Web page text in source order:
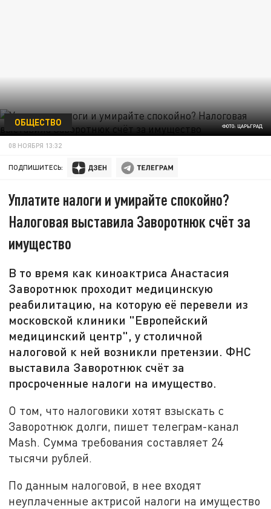
ФОТО: ЦАРЬГРАД
ОБЩЕСТВО
08 НОЯБРЯ 13:32
ПОДПИШИТЕСЬ:
Уплатите налоги и умирайте спокойно?
Налоговая выставила Заворотнюк счёт за
имущество
В то время как киноактриса Анастасия
Заворотнюк проходит медицинскую
реабилитацию, на которую её перевели из
московской клиники "Европейский
медицинский центр", у столичной
налоговой к ней возникли претензии. ФНС
выставила Заворотнюк счёт за
просроченные налоги на имущество.
О том, что налоговики хотят взыскать с
Заворотнюк долги, пишет телеграм-канал
Mash. Сумма требования составляет 24
тысячи рублей.
По данным налоговой, в нее входят
неуплаченные актрисой налоги на имущество